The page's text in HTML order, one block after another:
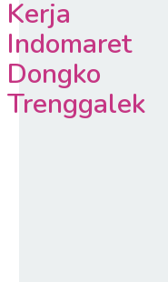
Kerja
Indomaret
Dongko
Trenggalek